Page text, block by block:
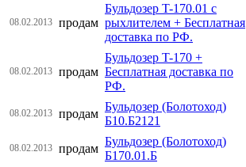
08.02.2013 продам
Бульдозер T-170.01 с
рыхлителем + Бесплатная
доставка по РФ.
08.02.2013 продам
Бульдозер T-170 +
Бесплатная доставка по
РФ.
08.02.2013 продам
Бульдозер (Болотоход)
Б10.Б2121
08.02.2013 продам
Бульдозер (Болотоход)
Б170.01.Б